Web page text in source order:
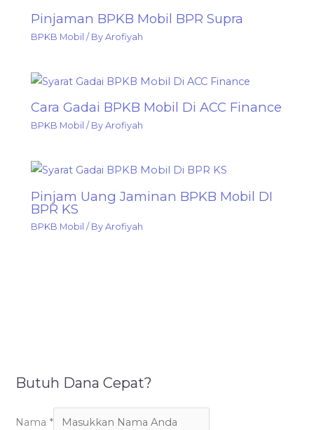
Pinjaman BPKB Mobil BPR Supra
BPKB Mobil / ByArofiyah
Cara Gadai BPKB Mobil Di ACC Finance
BPKB Mobil / ByArofiyah
Pinjam Uang Jaminan BPKB Mobil DI
BPR KS
BPKB Mobil / ByArofiyah
Butuh Dana Cepat?
Nama *